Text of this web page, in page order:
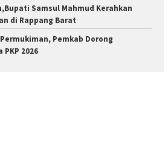
Samsul Mahmud Kerahkan
di Rappang Barat
Pemkab Dorong
2026